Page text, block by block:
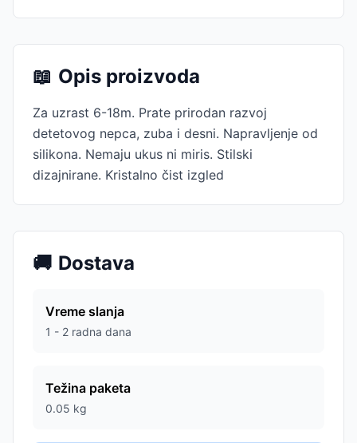
📖 Opis proizvoda
Za uzrast 6-18m. Prate prirodan razvoj
detetovog nepca, zuba i desni. Napravljenje od
silikona. Nemaju ukus ni miris. Stilski
dizajnirane. Kristalno čist izgled
🚚 Dostava
Vreme slanja
1 - 2 radna dana
Težina paketa
0.05 kg